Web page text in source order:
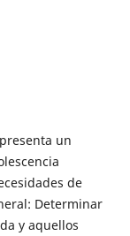
un
de
Determinar
y aquellos